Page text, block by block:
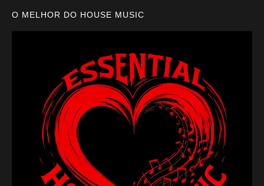
O MELHOR DO HOUSE MUSIC